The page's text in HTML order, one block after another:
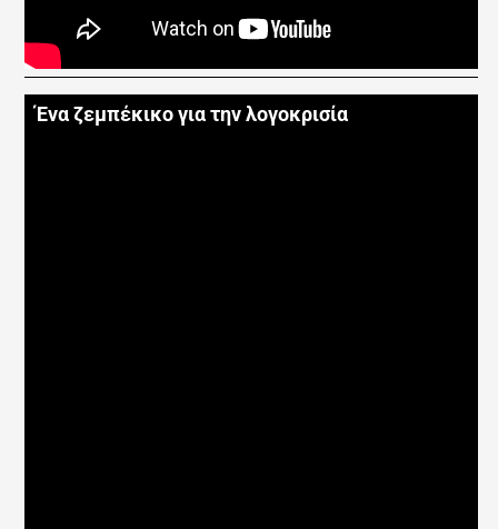
Ένα ζεμπέκικο για την λογοκρισία